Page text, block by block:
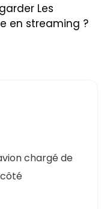
Les
en streaming ?
chargé de